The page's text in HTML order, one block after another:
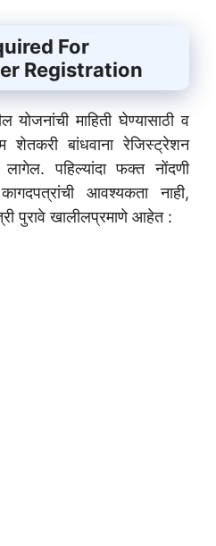
For
Registration
योजनांची माहिती घेण्यासाठी व
शेतकरी बांधवाना रेजिस्ट्रेशन
पहिल्यांदा फक्त नोंदणी
आवश्यकता नाही,
पुरावे खालीलप्रमाणे आहेत :